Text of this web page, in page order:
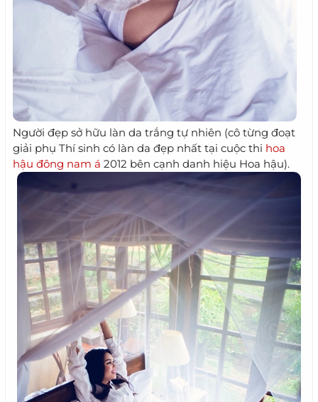
Người đẹp sở hữu làn da trắng tự nhiên (cô từng đoạt
giải phụ Thí sinh có làn da đẹp nhất tại cuộc thi hoa
hậu đông nam á 2012 bên cạnh danh hiệu Hoa hậu).